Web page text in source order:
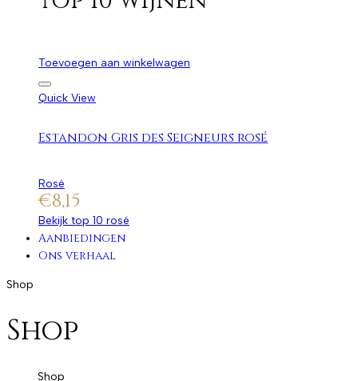
Toevoegen aan winkelwagen
Quick View
Estandon Gris des Seigneurs rosé
Rosé
€8,15
Bekijk top 10 rosé
Aanbiedingen
Ons verhaal
Shop
Shop
Shop